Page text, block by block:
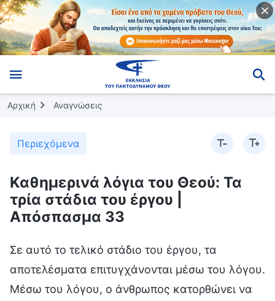
Αρχική Αναγνώσεις
Περιεχόμενα
Καθημερινά λόγια του Θεού: Τα
τρία στάδια του έργου |
Απόσπασμα 33
Σε αυτό το τελικό στάδιο του έργου, τα
αποτελέσματα επιτυγχάνονται μέσω του λόγου.
Μέσω του λόγου, ο άνθρωπος κατορθώνει να